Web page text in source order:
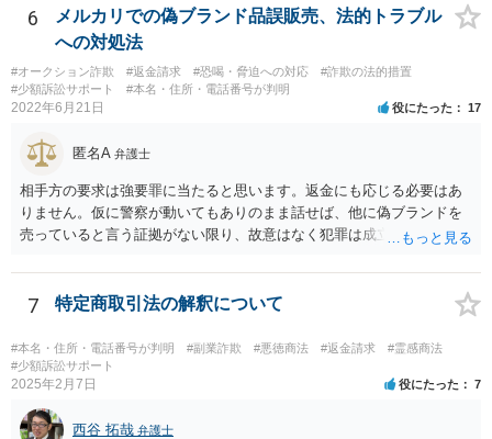
判断されれば、起訴されて公判となり、裁判官において有罪と判断さ
れれば有罪判決となるでしょう。捜査の結果、検察官において起訴の
う。
6
メルカリでの偽ブランド品誤販売、法的トラブル
への対処法
#オークション詐欺 #返金請求 #恐喝・脅迫への対応
#詐欺の法的措置
#少額訴訟サポート
#本名・住所・電話番号が判明
2022年6月21日 役にたった 17
匿名A 弁護士
相手方の要求は強要罪に当たると思います。返金にも応じる必要はあ
りません。仮に警察が動いてもありのまま話せば、他に偽ブランドを
売っていると言う証拠がない限り、故意はなく犯罪は成立しないと判
す。本当にブランド品がほしくて損したと思うだけなら元の金額の返
金しか求めないはずですし、靴の機能性に問題がないなら「ブランド
7 特定商取引法の解釈について
#本名・住所・電話番号が判明 #副業詐欺 #悪徳商法 #返金請求
#霊感商法
#少額訴訟サポート
2025年2月7日 役にたった 7
西谷 拓哉 弁護士